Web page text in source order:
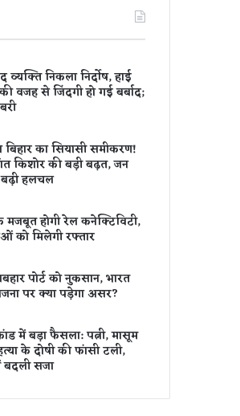
निकला निर्दोष, हाई
वजह से जिंदगी हो गई बर्बाद;
का सियासी समीकरण!
किशोर की बड़ी बढ़त, जन
हलचल
होगी रेल कनेक्टिविटी,
को मिलेगी रफ्तार
पोर्ट को नुकसान, भारत
पर क्या पड़ेगा असर?
में बड़ा फैसला: पत्नी, मासूम
के दोषी की फांसी टली,
बदली सजा